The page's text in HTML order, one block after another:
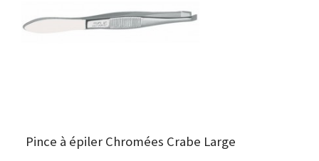
Pince à épiler Chromées Crabe Large